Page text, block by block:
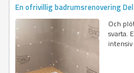
En ofrivillig badrumsrenovering
Och
svarta.